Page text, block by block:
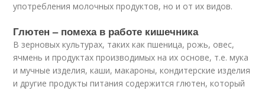
употребления молочных продуктов, но и от их видов.
Глютен – помеха в работе кишечника
В зерновых культурах, таких как пшеница, рожь, овес,
ячмень и продуктах производимых на их основе, т.е. мука
и мучные изделия, каши, макароны, кондитерские изделия
и другие продукты питания содержится глютен, который